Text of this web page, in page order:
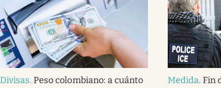
Divisas. Peso colombiano: a cuánto
Medida. Fin